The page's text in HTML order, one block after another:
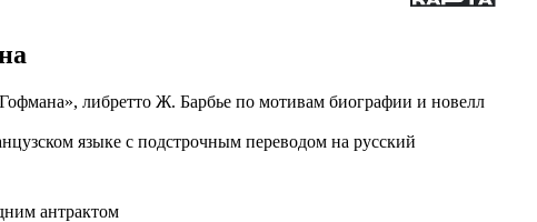
либретто Ж. Барбье по мотивам биографии и новелл
языке с подстрочным переводом на русский
антрактом